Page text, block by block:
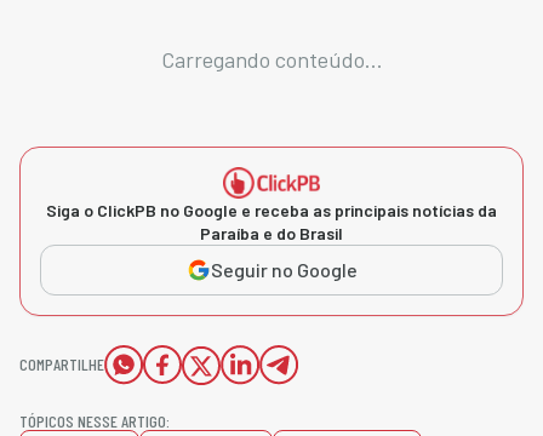
Carregando conteúdo...
Siga o ClickPB no Google e receba as principais notícias da
Paraíba e do Brasil
Seguir no Google
COMPARTILHE
TÓPICOS NESSE ARTIGO: